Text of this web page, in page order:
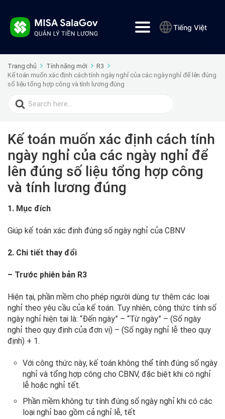
Tiếng Việt
Trang chủ Tính năng mới
R3
Kế toán muốn xác định cách tính ngày nghỉ của các ngày nghỉ để lên đúng
số liệu tổng hợp công và tính lương đúng
Search
for:
Kế toán muốn xác định cách tính
ngày nghỉ của các ngày nghỉ để
lên đúng số liệu tổng hợp công
và tính lương đúng
1. Mục đích
Giúp kế toán xác định đúng số ngày nghỉ của CBNV
2. Chi tiết thay đổi
– Trước phiên bản R3
Hiện tại, phần mềm cho phép người dùng tự thêm các loại
nghỉ theo yêu cầu của kế toán. Tuy nhiên, công thức tính số
ngày nghỉ hiện tại là: “Đến ngày” – “Từ ngày” – (Số ngày
nghỉ theo quy định của đơn vị) – (Số ngày nghỉ lễ theo quy
định) + 1.
Với công thức này, kế toán không thể tính đúng số ngày
nghỉ và tổng hợp công cho CBNV, đặc biệt khi có nghỉ
lễ hoặc nghỉ tết.
Phần mềm không tự tính đúng số ngày nghỉ khi có các
loại nghỉ bao gồm cả nghỉ lễ, tết